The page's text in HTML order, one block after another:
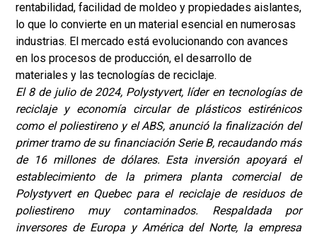
rentabilidad, facilidad de moldeo y propiedades aislantes,
lo que lo convierte en un material esencial en numerosas
industrias. El mercado está evolucionando con avances
en los procesos de producción, el desarrollo de
materiales y las tecnologías de reciclaje.
El 8 de julio de 2024, Polystyvert, líder en tecnologías de
reciclaje y economía circular de plásticos estirénicos
como el poliestireno y el ABS, anunció la finalización del
primer tramo de su financiación Serie B, recaudando más
de 16 millones de dólares. Esta inversión apoyará el
establecimiento de la primera planta comercial de
Polystyvert en Quebec para el reciclaje de residuos de
poliestireno muy contaminados. Respaldada por
inversores de Europa y América del Norte, la empresa